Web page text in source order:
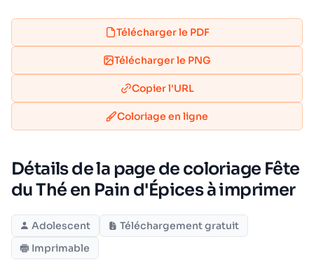
Télécharger le PDF
Télécharger le PNG
Copier l'URL
Coloriage en ligne
Détails de la page de coloriage Fête
du Thé en Pain d'Épices à imprimer
Adolescent
Téléchargement gratuit
Imprimable